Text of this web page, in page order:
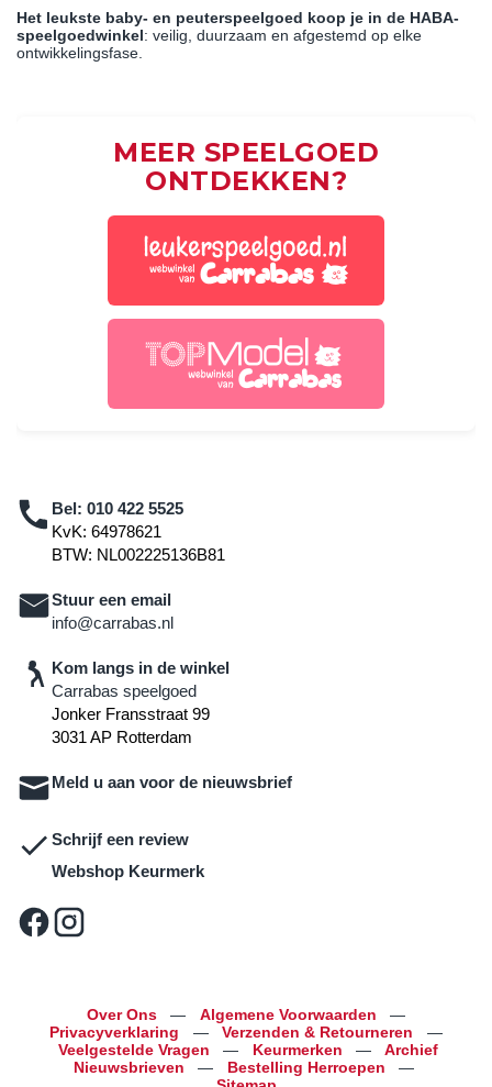
Het leukste baby- en peuterspeelgoed koop je in de HABA-
speelgoedwinkel: veilig, duurzaam en afgestemd op elke
ontwikkelingsfase.
MEER SPEELGOED
ONTDEKKEN?
Bel: 010 422 5525
KvK: 64978621
BTW: NL002225136B81
Stuur een email
info@carrabas.nl
Kom langs in de winkel
Carrabas speelgoed
Jonker Fransstraat 99
3031 AP Rotterdam
Meld u aan voor de nieuwsbrief
Schrijf een review
Webshop Keurmerk
Over Ons — Algemene Voorwaarden
—
Privacyverklaring
— Verzenden & Retourneren
—
Veelgestelde Vragen
— Keurmerken —
Archief
Nieuwsbrieven
— Bestelling Herroepen
—